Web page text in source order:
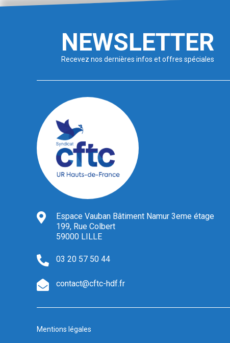
NEWSLETTER
Recevez nos dernières infos et offres spéciales
Espace Vauban Bâtiment Namur 3eme étage
199, Rue Colbert
59000 LILLE
03 20 57 50 44
contact@cftc-hdf.fr
Mentions légales